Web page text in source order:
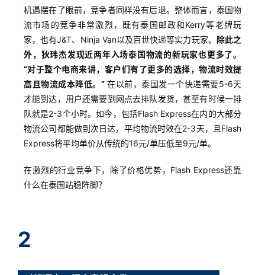
机遇摆在了眼前，竞争者同样没有后退。整体而言，泰国物
流市场的竞争非常激烈，既有泰国邮政和Kerry等老牌玩
家，也有J&T、Ninja Van以及百世快递等实力玩家。 除此之
外，狄玮杰发现近两年入场泰国物流的新玩家也更多了。
“对于整个电商来讲，客户们有了更多的选择，物流时效提
高且物流成本降低。”在以前，泰国发一个快递需要5-6天
才能到达，用户还需要到网点去排队发货，甚至有时候一排
队就是2-3个小时。如今，包括Flash Express在内的大部分
物流公司都能做到次日达，平均物流时效在2-3天，且Flash
Express将平均单价从传统的16元/单压低至9元/单。
在激烈的行业竞争下，除了价格优势，Flash Express还靠
什么在泰国站稳阵脚？
2